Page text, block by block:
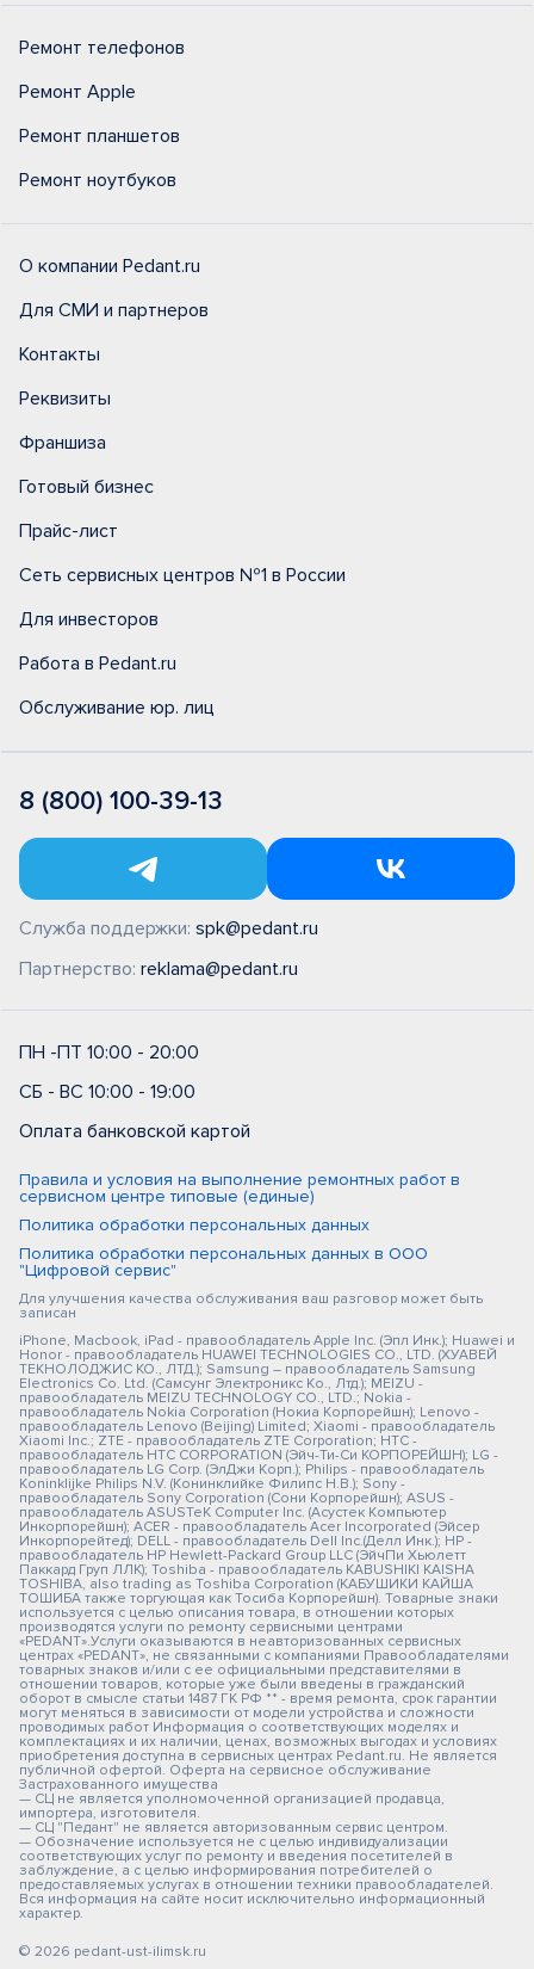
Ремонт телефонов
Ремонт Apple
Ремонт планшетов
Ремонт ноутбуков
О компании Pedant.ru
Для СМИ и партнеров
Контакты
Реквизиты
Франшиза
Готовый бизнес
Прайс-лист
Сеть сервисных центров №1 в России
Для инвесторов
Работа в Pedant.ru
Обслуживание юр. лиц
8 (800) 100-39-13
Служба поддержки: spk@pedant.ru
Партнерство: reklama@pedant.ru
ПН -ПТ 10:00 - 20:00
СБ - ВС 10:00 - 19:00
Оплата банковской картой
Правила и условия на выполнение ремонтных работ в
сервисном центре типовые (единые)
Политика обработки персональных данных
Политика обработки персональных данных в ООО
"Цифровой сервис"
Для улучшения качества обслуживания ваш разговор может быть
записан
iPhone, Macbook, iPad - правообладатель Apple Inc. (Эпл Инк.); Huawei и
Honor - правообладатель HUAWEI TECHNOLOGIES CO., LTD. (ХУАВЕЙ
ТЕКНОЛОДЖИС КО., ЛТД.); Samsung – правообладатель Samsung
Electronics Co. Ltd. (Самсунг Электроникс Ко., Лтд.); MEIZU -
правообладатель MEIZU TECHNOLOGY CO., LTD.; Nokia -
правообладатель Nokia Corporation (Нокиа Корпорейшн); Lenovo -
правообладатель Lenovo (Beijing) Limited; Xiaomi - правообладатель
Xiaomi Inc.; ZTE - правообладатель ZTE Corporation; HTC -
правообладатель HTC CORPORATION (Эйч-Ти-Си КОРПОРЕЙШН); LG -
правообладатель LG Corp. (ЭлДжи Корп.); Philips - правообладатель
Koninklijke Philips N.V. (Конинклийке Филипс Н.В.); Sony -
правообладатель Sony Corporation (Сони Корпорейшн); ASUS -
правообладатель ASUSTeK Computer Inc. (Асустек Компьютер
Инкорпорейшн); ACER - правообладатель Acer Incorporated (Эйсер
Инкорпорейтед); DELL - правообладатель Dell Inc.(Делл Инк.); HP -
правообладатель HP Hewlett-Packard Group LLC (ЭйчПи Хьюлетт
Паккард Груп ЛЛК); Toshiba - правообладатель KABUSHIKI KAISHA
TOSHIBA, also trading as Toshiba Corporation (КАБУШИКИ КАЙША
ТОШИБА также торгующая как Тосиба Корпорейшн). Товарные знаки
используется с целью описания товара, в отношении которых
производятся услуги по ремонту сервисными центрами
«PEDANT».Услуги оказываются в неавторизованных сервисных
центрах «PEDANT», не связанными с компаниями Правообладателями
товарных знаков и/или с ее официальными представителями в
отношении товаров, которые уже были введены в гражданский
оборот в смысле статьи 1487 ГК РФ ** - время ремонта, срок гарантии
могут меняться в зависимости от модели устройства и сложности
проводимых работ Информация о соответствующих моделях и
комплектациях и их наличии, ценах, возможных выгодах и условиях
приобретения доступна в сервисных центрах Pedant.ru. Не является
публичной офертой. Оферта на сервисное обслуживание
Застрахованного имущества
— СЦ не является уполномоченной организацией продавца,
импортера, изготовителя.
— СЦ "Педант" не является авторизованным сервис центром.
— Обозначение используется не с целью индивидуализации
соответствующих услуг по ремонту и введения посетителей в
заблуждение, а с целью информирования потребителей о
предоставляемых услугах в отношении техники правообладателей.
Вся информация на сайте носит исключительно информационный
характер.
© 2026 pedant-ust-ilimsk.ru